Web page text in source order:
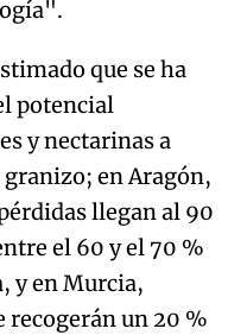
que se ha
potencial
y nectarinas a
granizo; en Aragón,
llegan al 90
el 60 y el 70 %
y en Murcia,
recogerán un 20 %